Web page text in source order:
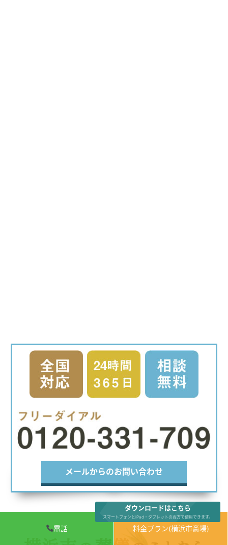
電話 料金プラン(横浜市斎場)
ダウンロードはこちら
スマートフォンとiPad・タブレットの両方で使用できます。
メールからのお問い合わせ